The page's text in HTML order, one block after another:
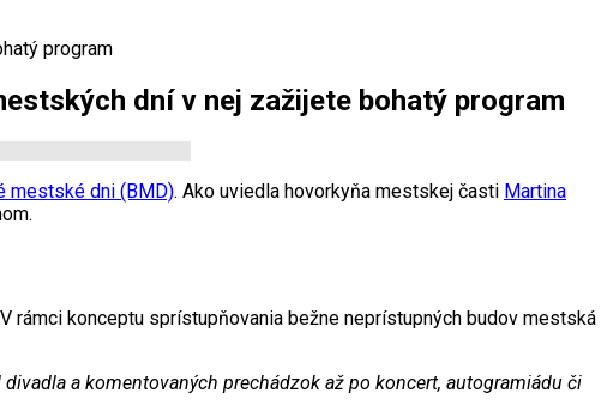
program
dní v nej zažijete bohatý program
mestské dni (BMD). Ako uviedla hovorkyňa mestskej časti Martina
rámci konceptu sprístupňovania bežne neprístupných budov mestská
a komentovaných prechádzok až po koncert, autogramiádu či